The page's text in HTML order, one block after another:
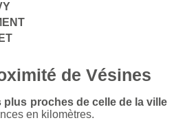
de Vésines
plus proches de celle de la ville
en kilomètres.